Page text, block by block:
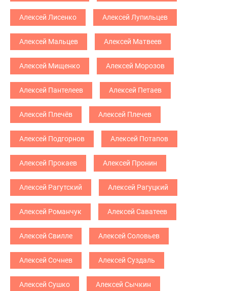
Алексей Лисенко Алексей Лупильцев
Алексей Мальцев Алексей Матвеев
Алексей Мищенко Алексей Морозов
Алексей Пантелеев Алексей Петаев
Алексей Плечёв Алексей Плечев
Алексей Подгорнов Алексей Потапов
Алексей Прокаев Алексей Пронин
Алексей Рагутский Алексей Рагуцкий
Алексей Романчук Алексей Саватеев
Алексей Свилле Алексей Соловьев
Алексей Сочнев Алексей Суздаль
Алексей Сушко Алексей Сычкин